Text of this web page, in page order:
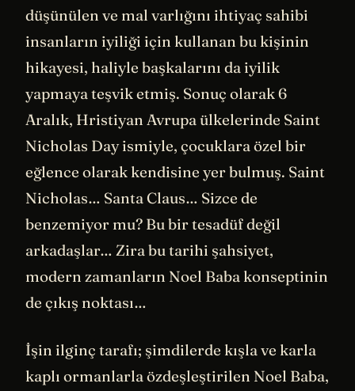
düşünülen ve mal varlığını ihtiyaç sahibi
insanların iyiliği için kullanan bu kişinin
hikayesi, haliyle başkalarını da iyilik
yapmaya teşvik etmiş. Sonuç olarak 6
Aralık, Hristiyan Avrupa ülkelerinde Saint
Nicholas Day ismiyle, çocuklara özel bir
eğlence olarak kendisine yer bulmuş. Saint
Nicholas… Santa Claus… Sizce de
benzemiyor mu? Bu bir tesadüf değil
arkadaşlar… Zira bu tarihi şahsiyet,
modern zamanların Noel Baba konseptinin
de çıkış noktası…
İşin ilginç tarafı; şimdilerde kışla ve karla
kaplı ormanlarla özdeşleştirilen Noel Baba,